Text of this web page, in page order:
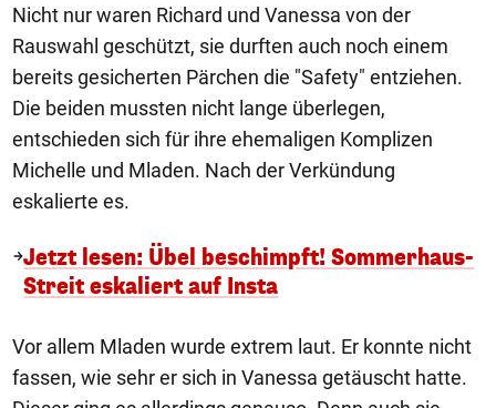
Nicht nur waren Richard und Vanessa von der
Rauswahl geschützt, sie durften auch noch einem
bereits gesicherten Pärchen die "Safety" entziehen.
Die beiden mussten nicht lange überlegen,
entschieden sich für ihre ehemaligen Komplizen
Michelle und Mladen. Nach der Verkündung
eskalierte es.
Jetzt lesen: Übel beschimpft! Sommerhaus-
Streit eskaliert auf Insta
Vor allem Mladen wurde extrem laut. Er konnte nicht
fassen, wie sehr er sich in Vanessa getäuscht hatte.